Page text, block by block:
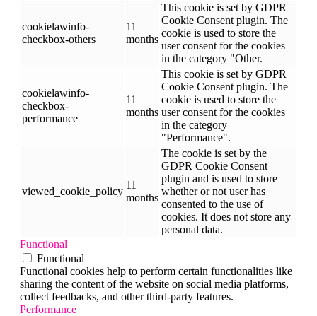
cookielawinfo-
checkbox-others
11
months
This cookie is set by GDPR
Cookie Consent plugin. The
cookie is used to store the
user consent for the cookies
in the category "Other.
cookielawinfo-
checkbox-
performance
11
months
This cookie is set by GDPR
Cookie Consent plugin. The
cookie is used to store the
user consent for the cookies
in the category
"Performance".
viewed_cookie_policy
11
months
The cookie is set by the
GDPR Cookie Consent
plugin and is used to store
whether or not user has
consented to the use of
cookies. It does not store any
personal data.
Functional
Functional
Functional cookies help to perform certain functionalities like
sharing the content of the website on social media platforms,
collect feedbacks, and other third-party features.
Performance